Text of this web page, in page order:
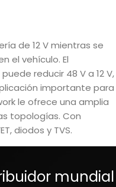
de 12 V mientras se
el vehículo. El
reducir 48 V a 12 V,
importante para
le ofrece una amplia
topologías. Con
diodos y TVS.
mundial